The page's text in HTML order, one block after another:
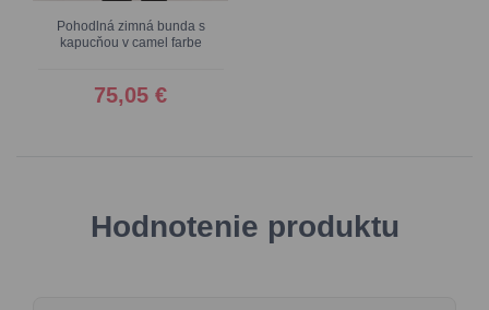
Pohodlná zimná bunda s
kapucňou v camel farbe
75,05 €
Hodnotenie produktu